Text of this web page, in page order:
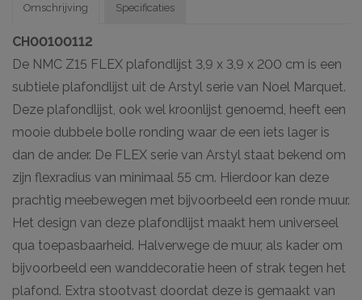
Omschrijving
CH00100112
De NMC Z15 FLEX plafondlijst 3,9 x 3,9 x 200 cm is een
subtiele plafondlijst uit de Arstyl serie van Noel Marquet.
Deze plafondlijst, ook wel kroonlijst genoemd, heeft een
mooie dubbele bolle ronding waar de een iets lager is
dan de ander. De FLEX serie van Arstyl staat bekend om
zijn flexradius van minimaal 55 cm. Hierdoor kan deze
prachtig meebewegen met bijvoorbeeld een ronde muur.
Het design van deze plafondlijst maakt hem universeel
qua toepasbaarheid. Halverwege de muur, als kader om
bijvoorbeeld een wanddecoratie heen of strak tegen het
plafond. Extra stootvast doordat deze is gemaakt van
Specificaties